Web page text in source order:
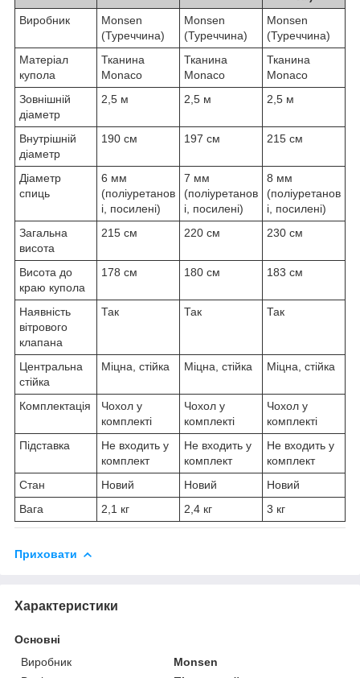
Виробник
Monsen
(Туреччина)
Monsen
(Туреччина)
Monsen
(Туреччина)
Матеріал
купола
Тканина
Monaco
Тканина
Monaco
Тканина
Monaco
Зовнішній
діаметр
2,5 м 2,5 м 2,5 м
Внутрішній
діаметр
190 см 197 см 215 см
Діаметр
спиць
6 мм
(поліуретанов
і, посилені)
7 мм
(поліуретанов
і, посилені)
8 мм
(поліуретанов
і, посилені)
Загальна
висота
215 см 220 см 230 см
Висота до
краю купола
178 см 180 см 183 см
Наявність
вітрового
клапана
Так Так Так
Центральна
стійка
Міцна, стійка Міцна, стійка Міцна, стійка
Комплектація
Чохол у
комплекті
Чохол у
комплекті
Чохол у
комплекті
Підставка
Не входить у
комплект
Не входить у
комплект
Не входить у
комплект
Стан
Новий Новий
Новий
Вага
2,1 кг 2,4 кг 3 кг
Приховати
Характеристики
Основні
Виробник
Monsen